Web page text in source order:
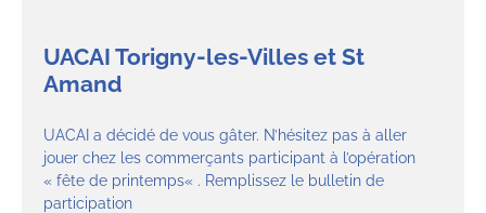
UACAI Torigny-les-Villes et St
Amand
UACAI a décidé de vous gâter. N’hésitez pas à aller
jouer chez les commerçants participant à l’opération
« fête de printemps« . Remplissez le bulletin de
participation